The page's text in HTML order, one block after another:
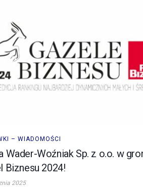
– WIADOMOŚCI
Wader-Woźniak Sp. z o.o. w
Biznesu 2024!
2025